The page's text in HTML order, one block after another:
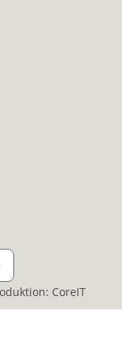
CoreIT